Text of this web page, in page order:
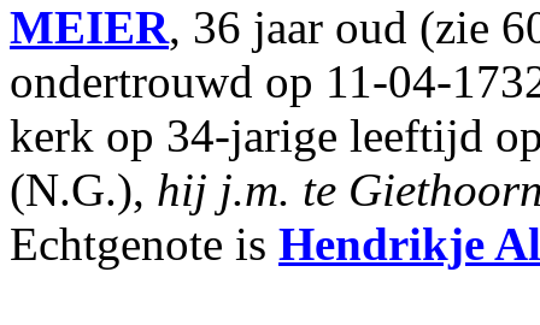
MEIER, 36 jaar oud (zie
ondertrouwd op 11-04-
kerk op 34-jarige leeftijd
(N.G.), hij j.m. te
Echtgenote is Hendrikje